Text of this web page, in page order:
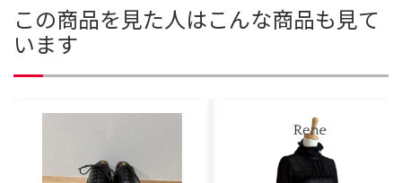
この商品を見た人はこんな商品も見て
います